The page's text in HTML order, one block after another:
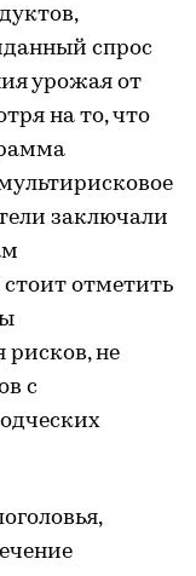
спрос
урожая от
на то, что
заключали
отметить
рисков, не
с